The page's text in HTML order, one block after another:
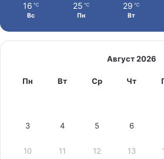
16 ℃
Вс
25 ℃
Пн
29 ℃
Вт
Август 2026
Пн Вт Ср Чт
3 4 5 6
10 11 12 13